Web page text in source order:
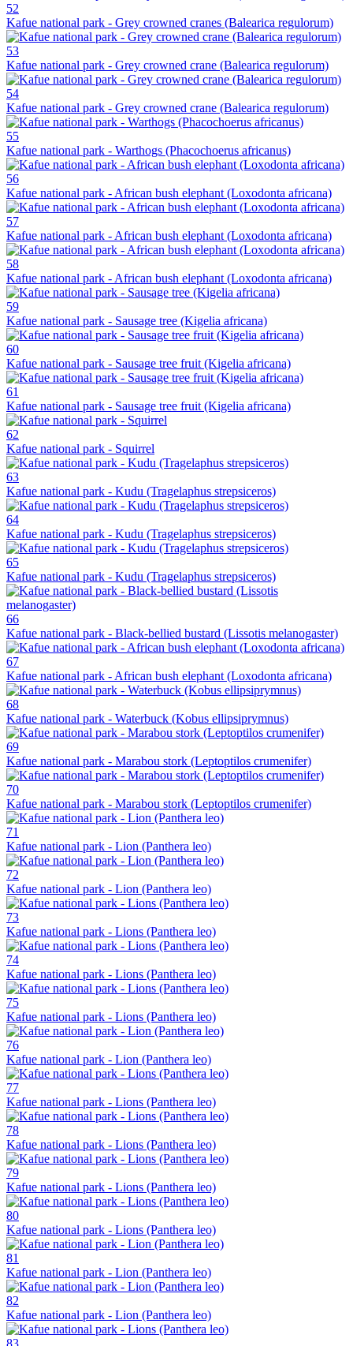
52
Kafue national park - Grey crowned cranes (Balearica regulorum)
53
Kafue national park - Grey crowned crane (Balearica regulorum)
54
Kafue national park - Grey crowned crane (Balearica regulorum)
55
Kafue national park - Warthogs (Phacochoerus africanus)
56
Kafue national park - African bush elephant (Loxodonta africana)
57
Kafue national park - African bush elephant (Loxodonta africana)
58
Kafue national park - African bush elephant (Loxodonta africana)
59
Kafue national park - Sausage tree (Kigelia africana)
60
Kafue national park - Sausage tree fruit (Kigelia africana)
61
Kafue national park - Sausage tree fruit (Kigelia africana)
62
Kafue national park - Squirrel
63
Kafue national park - Kudu (Tragelaphus strepsiceros)
64
Kafue national park - Kudu (Tragelaphus strepsiceros)
65
Kafue national park - Kudu (Tragelaphus strepsiceros)
66
Kafue national park - Black-bellied bustard (Lissotis melanogaster)
67
Kafue national park - African bush elephant (Loxodonta africana)
68
Kafue national park - Waterbuck (Kobus ellipsiprymnus)
69
Kafue national park - Marabou stork (Leptoptilos crumenifer)
70
Kafue national park - Marabou stork (Leptoptilos crumenifer)
71
Kafue national park - Lion (Panthera leo)
72
Kafue national park - Lion (Panthera leo)
73
Kafue national park - Lions (Panthera leo)
74
Kafue national park - Lions (Panthera leo)
75
Kafue national park - Lions (Panthera leo)
76
Kafue national park - Lion (Panthera leo)
77
Kafue national park - Lions (Panthera leo)
78
Kafue national park - Lions (Panthera leo)
79
Kafue national park - Lions (Panthera leo)
80
Kafue national park - Lions (Panthera leo)
81
Kafue national park - Lion (Panthera leo)
82
Kafue national park - Lion (Panthera leo)
83